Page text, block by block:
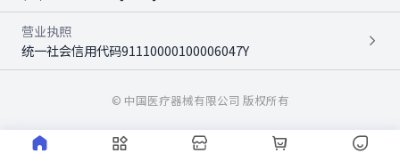
营业执照
统一社会信用代码91110000100006047Y
© 中国医疗器械有限公司 版权所有